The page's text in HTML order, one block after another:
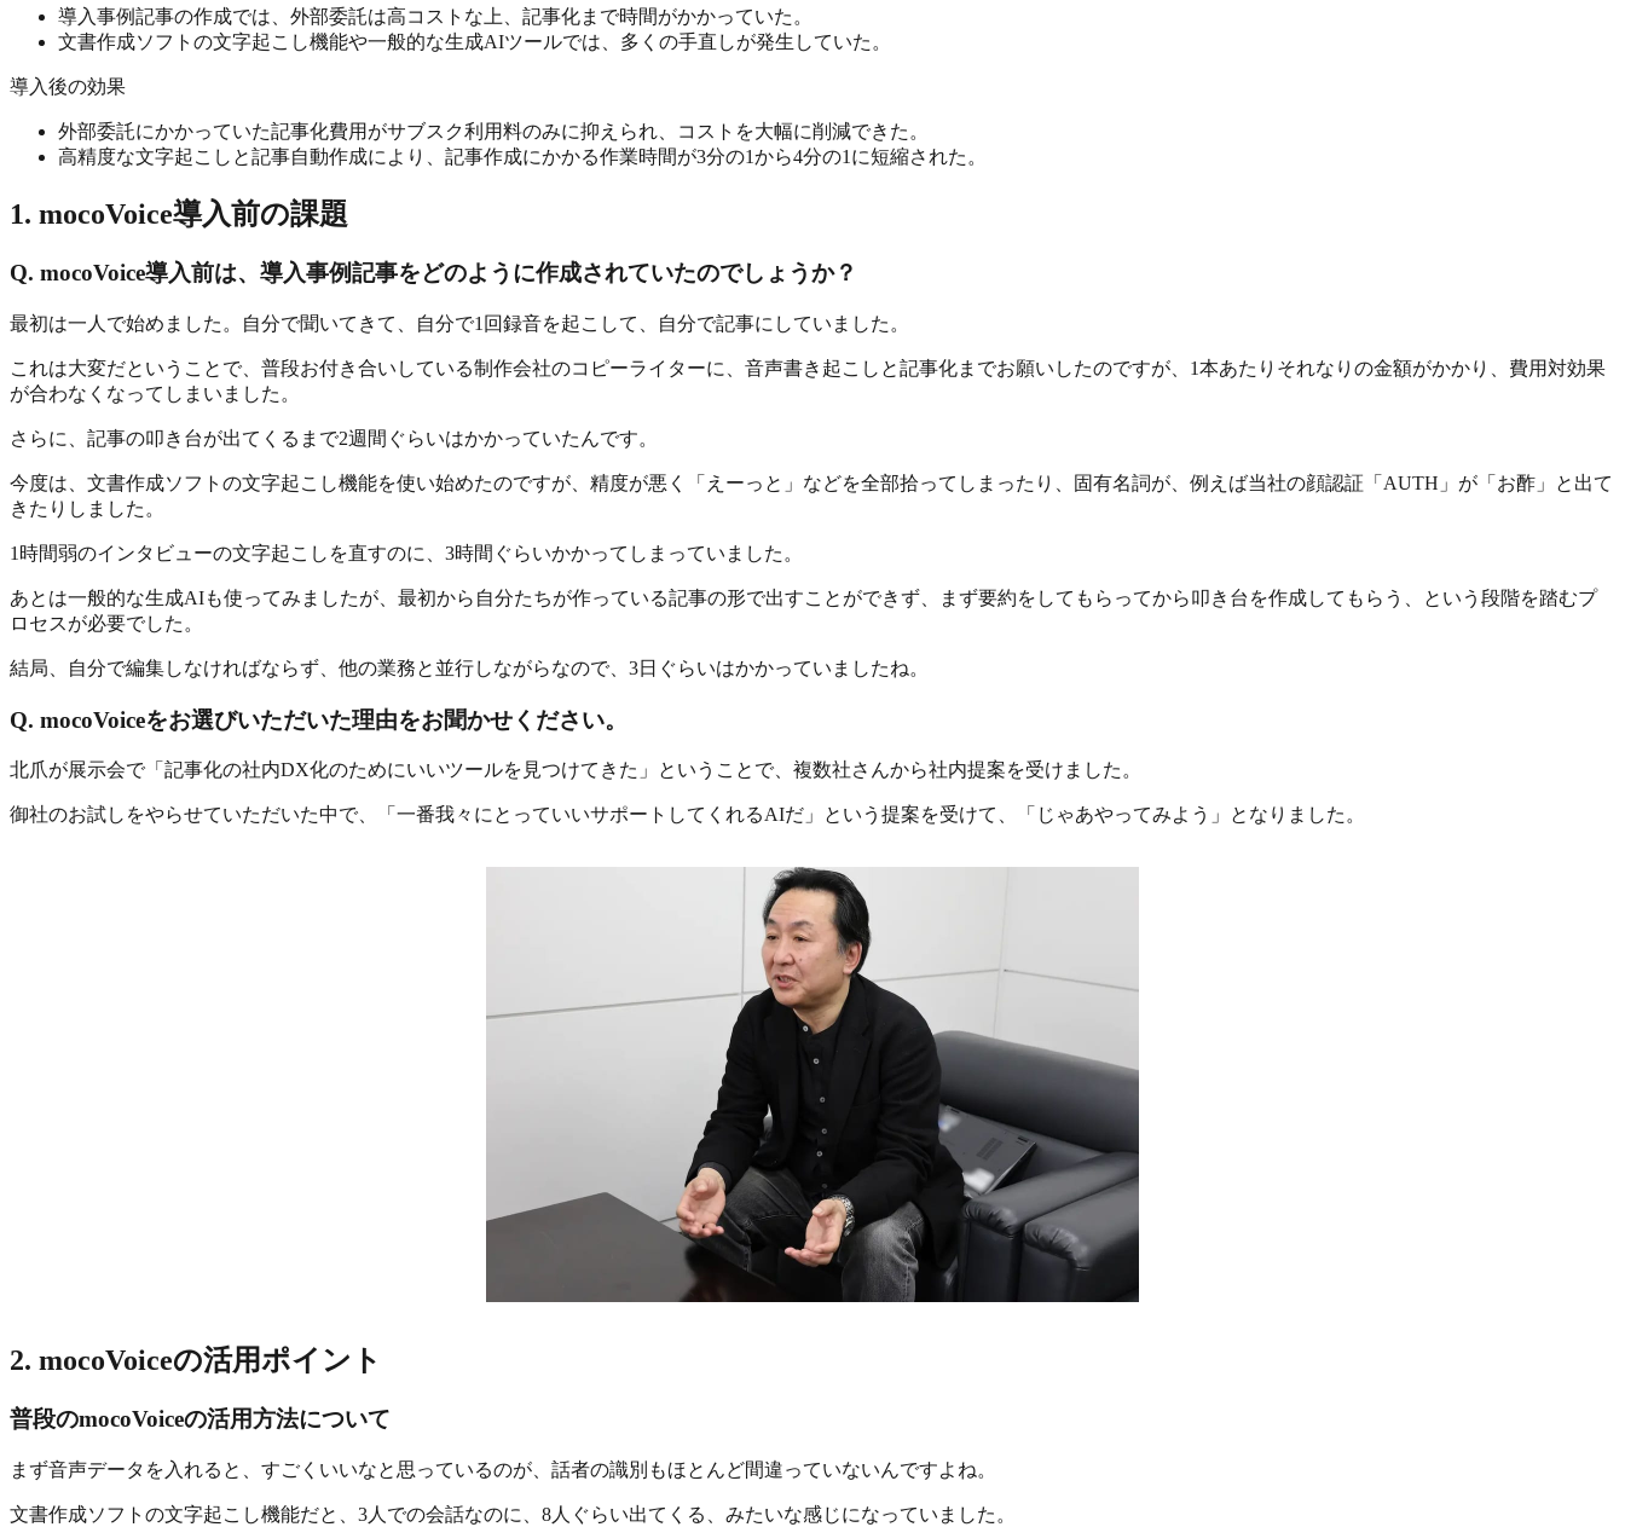
導入事例記事の作成では、外部委託は高コストな上、記事化まで時間がかかっていた。
文書作成ソフトの文字起こし機能や一般的な生成AIツールでは、多くの手直しが発生していた。
導入後の効果
外部委託にかかっていた記事化費用がサブスク利用料のみに抑えられ、コストを大幅に削減できた。
高精度な文字起こしと記事自動作成により、記事作成にかかる作業時間が3分の1から4分の1に短縮された。
1. mocoVoice導入前の課題
Q. mocoVoice導入前は、導入事例記事をどのように作成されていたのでしょうか？
最初は一人で始めました。自分で聞いてきて、自分で1回録音を起こして、自分で記事にしていました。
これは大変だということで、普段お付き合いしている制作会社のコピーライターに、音声書き起こしと記事化までお願いしたのですが、1本あたりそれなりの金額がかかり、費用対効果
が合わなくなってしまいました。
さらに、記事の叩き台が出てくるまで2週間ぐらいはかかっていたんです。
今度は、文書作成ソフトの文字起こし機能を使い始めたのですが、精度が悪く「えーっと」などを全部拾ってしまったり、固有名詞が、例えば当社の顔認証「AUTH」が「お酢」と出て
きたりしました。
1時間弱のインタビューの文字起こしを直すのに、3時間ぐらいかかってしまっていました。
あとは一般的な生成AIも使ってみましたが、最初から自分たちが作っている記事の形で出すことができず、まず要約をしてもらってから叩き台を作成してもらう、という段階を踏むプ
ロセスが必要でした。
結局、自分で編集しなければならず、他の業務と並行しながらなので、3日ぐらいはかかっていましたね。
Q. mocoVoiceをお選びいただいた理由をお聞かせください。
北爪が展示会で「記事化の社内DX化のためにいいツールを見つけてきた」ということで、複数社さんから社内提案を受けました。
御社のお試しをやらせていただいた中で、「一番我々にとっていいサポートしてくれるAIだ」という提案を受けて、「じゃあやってみよう」となりました。
2. mocoVoiceの活用ポイント
普段のmocoVoiceの活用方法について
まず音声データを入れると、すごくいいなと思っているのが、話者の識別もほとんど間違っていないんですよね。
文書作成ソフトの文字起こし機能だと、3人での会話なのに、8人ぐらい出てくる、みたいな感じになっていました。